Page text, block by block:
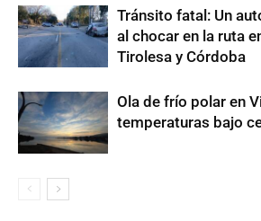
Tránsito fatal: Un
al chocar en la ruta
Tirolesa y Córdoba
Ola de frío polar en
temperaturas bajo